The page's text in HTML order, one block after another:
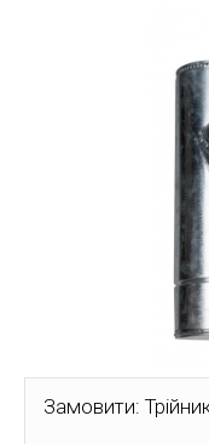
Замовити: